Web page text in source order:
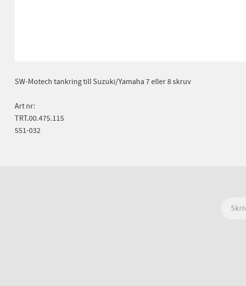
SW-Motech tankring till Suzuki/Yamaha 7 eller 8 skruv
Art nr:
TRT.00.475.115
551-032